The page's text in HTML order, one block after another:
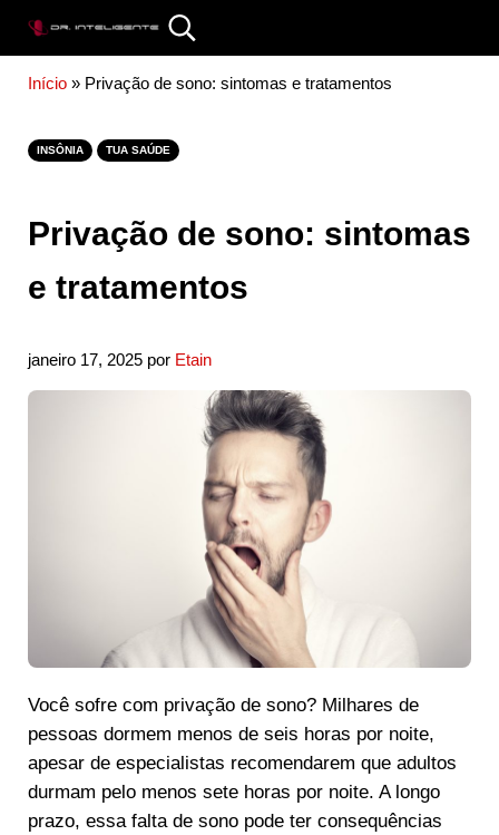
DR. INTELIGENTE
Search...
Início» Privação de sono: sintomas e tratamentos
INSÔNIA TUA SAÚDE
Privação de sono: sintomas
e tratamentos
janeiro 17, 2025 por Etain
Você sofre com privação de sono? Milhares de
pessoas dormem menos de seis horas por noite,
apesar de especialistas recomendarem que adultos
durmam pelo menos sete horas por noite. A longo
prazo, essa falta de sono pode ter consequências